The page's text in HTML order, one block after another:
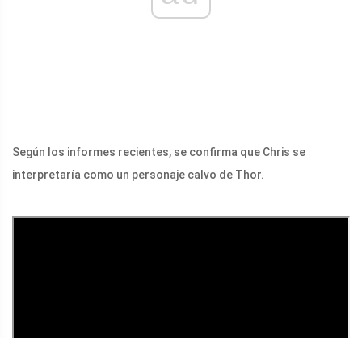
Según los informes recientes, se confirma que Chris se
interpretaría como un personaje calvo de Thor.